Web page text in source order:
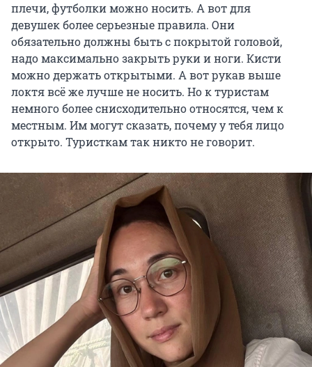
плечи, футболки можно носить. А вот для
девушек более серьезные правила. Они
обязательно должны быть с покрытой головой,
надо максимально закрыть руки и ноги. Кисти
можно держать открытыми. А вот рукав выше
локтя всё же лучше не носить. Но к туристам
немного более снисходительно относятся, чем к
местным. Им могут сказать, почему у тебя лицо
открыто. Туристкам так никто не говорит.